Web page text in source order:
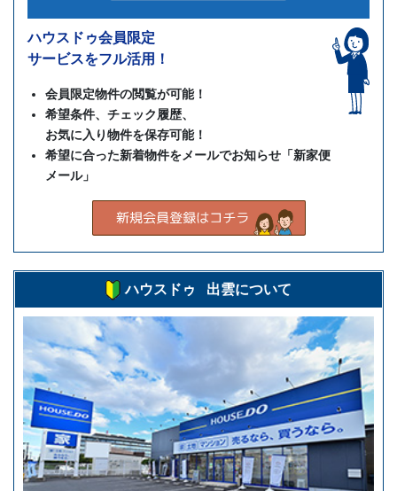
ハウスドゥ会員限定
サービスをフル活用！
会員限定物件の閲覧が可能！
希望条件、チェック履歴、
お気に入り物件を保存可能！
希望に合った新着物件をメールでお知らせ「新家便
メール」
ハウスドゥ 出雲について